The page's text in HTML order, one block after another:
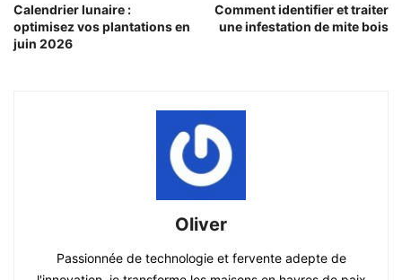
Calendrier lunaire :
optimisez vos plantations en
juin 2026
Comment identifier et traiter
une infestation de mite bois
Oliver
Passionnée de technologie et fervente adepte de